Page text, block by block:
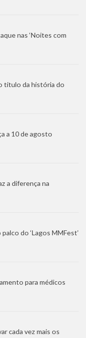
nas ‘Noites com
título da história do
a 10 de agosto
a diferença na
do ‘Lagos MMFest’
para médicos
cada vez mais os